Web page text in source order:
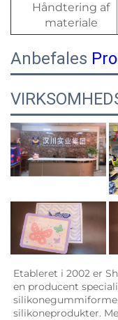
Håndtering af
materiale
Anbefales
Etableret i 2002 er
en producent
silikoneprodukter.